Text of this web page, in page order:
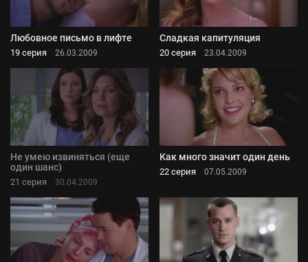
Любовное письмо в лифте
19 серия 26.03.2009
Сладкая капитуляция
20 серия 23.04.2009
Не умею извиняться (еще
один шанс)
21 серия 30.04.2009
Как много значит один день
22 серия 07.05.2009